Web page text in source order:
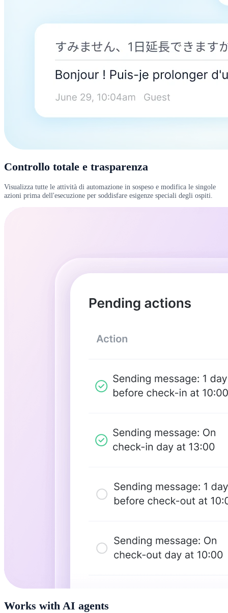
Controllo totale e trasparenza
Visualizza tutte le attività di automazione in sospeso e modifica le singole
azioni prima dell'esecuzione per soddisfare esigenze speciali degli ospiti.
Works with AI agents